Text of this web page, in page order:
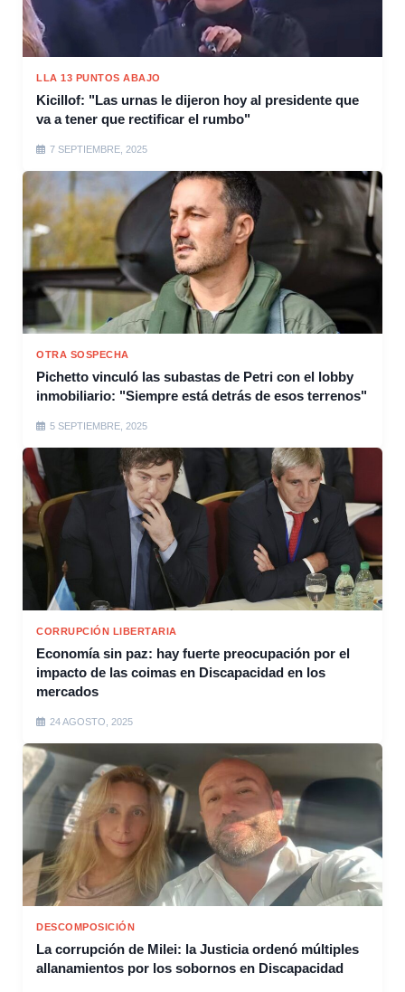
LLA 13 PUNTOS ABAJO
Kicillof: "Las urnas le dijeron hoy al presidente que
va a tener que rectificar el rumbo"
7 SEPTIEMBRE, 2025
OTRA SOSPECHA
Pichetto vinculó las subastas de Petri con el lobby
inmobiliario: "Siempre está detrás de esos terrenos"
5 SEPTIEMBRE, 2025
CORRUPCIÓN LIBERTARIA
Economía sin paz: hay fuerte preocupación por el
impacto de las coimas en Discapacidad en los
mercados
24 AGOSTO, 2025
DESCOMPOSICIÓN
La corrupción de Milei: la Justicia ordenó múltiples
allanamientos por los sobornos en Discapacidad